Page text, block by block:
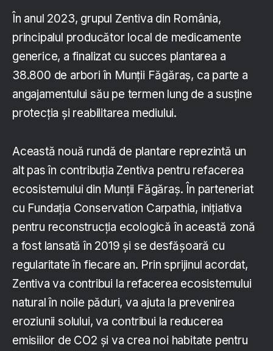
În anul 2023, grupul Zentiva din România,
principalul producător local de medicamente
generice, a finalizat cu succes plantarea a
38.800 de arbori în Munții Făgăraș, ca parte a
angajamentului său pe termen lung de a susține
protecția și reabilitarea mediului.
Această nouă rundă de plantare reprezintă un
alt pas în contribuția Zentiva pentru refacerea
ecosistemului din Munții Făgăraș. În parteneriat
cu Fundația Conservation Carpathia, inițiativa
pentru reconstrucția ecologică în această zonă
a fost lansată în 2019 și se desfășoară cu
regularitate în fiecare an. Prin sprijinul acordat,
Zentiva va contribui la refacerea ecosistemului
natural în noile păduri, va ajuta la prevenirea
eroziunii solului, va contribui la reducerea
emisiilor de CO2 și va crea noi habitate pentru